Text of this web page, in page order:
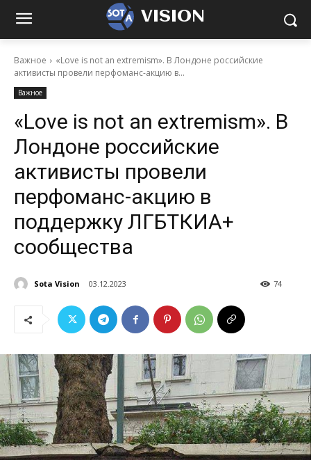
VISION
Важное
«Love is not an extremism». В Лондоне российские
активисты провели перфоманс-акцию в...
Важное
«Love is not an extremism». В
Лондоне российские
активисты провели
перфоманс-акцию в
поддержку ЛГБТКИА+
сообщества
Sota Vision 03.12.2023 74